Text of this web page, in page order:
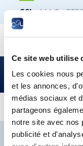
Ce site web utilise
Les cookies nous
et les annonces,
médias sociaux et
partageons
notre site avec nos
publicité et
CSL LLLC
Les actualités
CSL LLLC
CEFOS